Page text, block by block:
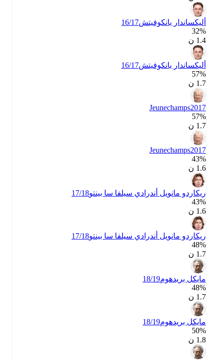
أليكساندار يانكوفيتش16/17
32‎%‎
أليكساندار يانكوفيتش16/17
57‎%‎
Jeunechamps 2017
57‎%‎
Jeunechamps 2017
43‎%‎
ريكاردو مانويل أندرادي سيلفا سا بينتو17/18
43‎%‎
ريكاردو مانويل أندرادي سيلفا سا بينتو17/18
48‎%‎
مايكل بريدهوم18/19
48‎%‎
مايكل بريدهوم18/19
50‎%‎